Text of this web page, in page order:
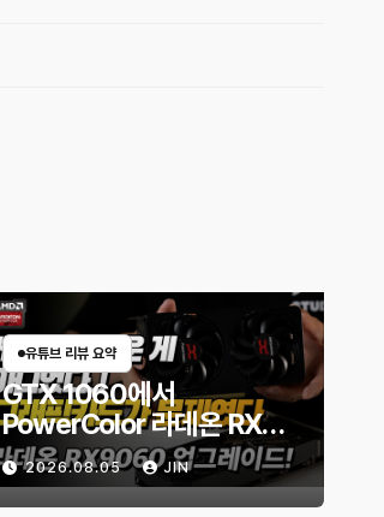
유튜브 리뷰 요약
GTX 1060에서
PowerColor 라데온 RX
9060 Reaper 8GB로 교
체한 후기｜엘든링·몬스터
2026.08.05 JIN